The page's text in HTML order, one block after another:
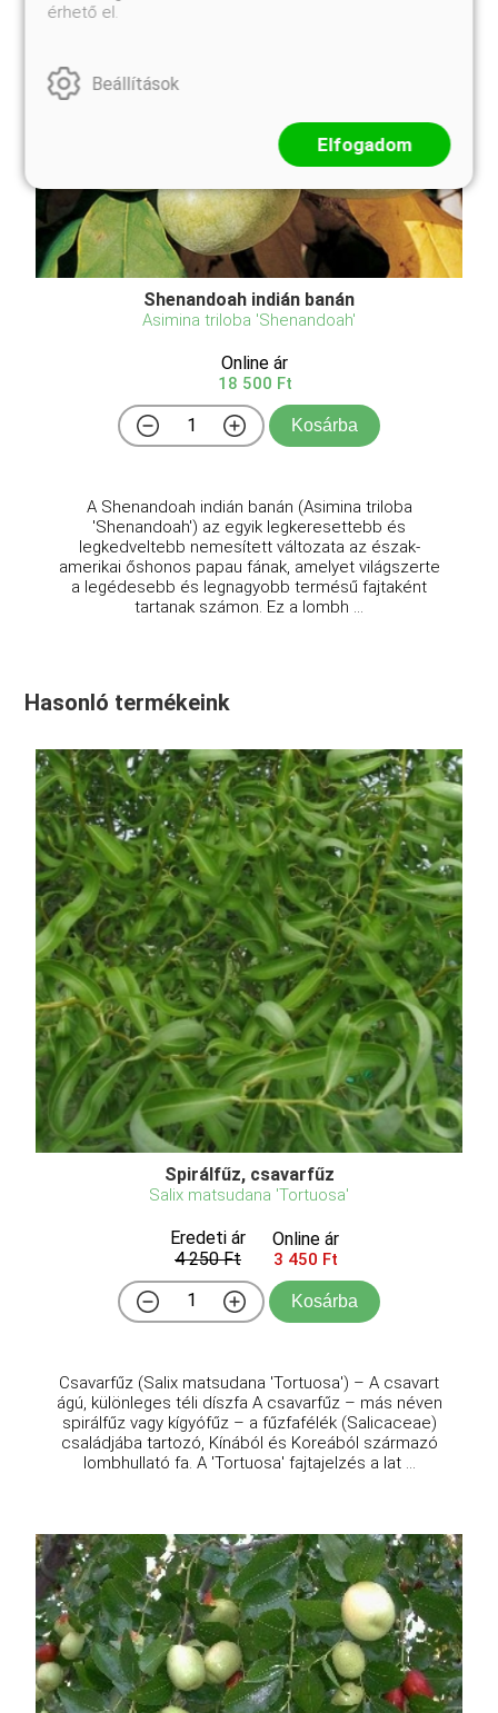
Shenandoah indián banán
Asimina triloba 'Shenandoah'
Online ár
18 500 Ft
Kosárba
A Shenandoah indián banán (Asimina triloba
'Shenandoah') az egyik legkeresettebb és
legkedveltebb nemesített változata az észak-
amerikai őshonos papau fának, amelyet világszerte
a legédesebb és legnagyobb termésű fajtaként
tartanak számon. Ez a lombh ...
Hasonló termékeink
Spirálfűz, csavarfűz
Salix matsudana 'Tortuosa'
Eredeti ár
4 250 Ft
Online ár
3 450 Ft
Kosárba
Csavarfűz (Salix matsudana 'Tortuosa') – A csavart
ágú, különleges téli díszfa A csavarfűz – más néven
spirálfűz vagy kígyófűz – a fűzfafélék (Salicaceae)
családjába tartozó, Kínából és Koreából származó
lombhullató fa. A 'Tortuosa' fajtajelzés a lat ...
érhető el.
Beállítások
Elfogadom